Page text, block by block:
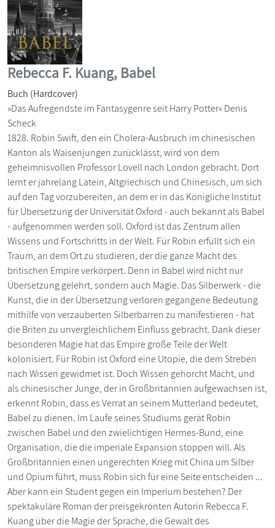
Rebecca F. Kuang, Babel
Buch (Hardcover)
»Das Aufregendste im Fantasygenre seit Harry Potter« Denis
Scheck
1828. Robin Swift, den ein Cholera-Ausbruch im chinesischen
Kanton als Waisenjungen zurücklässt, wird von dem
geheimnisvollen Professor Lovell nach London gebracht. Dort
lernt er jahrelang Latein, Altgriechisch und Chinesisch, um sich
auf den Tag vorzubereiten, an dem er in das Königliche Institut
für Übersetzung der Universität Oxford - auch bekannt als Babel
- aufgenommen werden soll. Oxford ist das Zentrum allen
Wissens und Fortschritts in der Welt. Für Robin erfüllt sich ein
Traum, an dem Ort zu studieren, der die ganze Macht des
britischen Empire verkörpert. Denn in Babel wird nicht nur
Übersetzung gelehrt, sondern auch Magie. Das Silberwerk - die
Kunst, die in der Übersetzung verloren gegangene Bedeutung
mithilfe von verzauberten Silberbarren zu manifestieren - hat
die Briten zu unvergleichlichem Einfluss gebracht. Dank dieser
besonderen Magie hat das Empire große Teile der Welt
kolonisiert. Für Robin ist Oxford eine Utopie, die dem Streben
nach Wissen gewidmet ist. Doch Wissen gehorcht Macht, und
als chinesischer Junge, der in Großbritannien aufgewachsen ist,
erkennt Robin, dass es Verrat an seinem Mutterland bedeutet,
Babel zu dienen. Im Laufe seines Studiums gerät Robin
zwischen Babel und den zwielichtigen Hermes-Bund, eine
Organisation, die die imperiale Expansion stoppen will. Als
Großbritannien einen ungerechten Krieg mit China um Silber
und Opium führt, muss Robin sich für eine Seite entscheiden ...
Aber kann ein Student gegen ein Imperium bestehen? Der
spektakuläre Roman der preisgekrönten Autorin Rebecca F.
Kuang über die Magie der Sprache, die Gewalt des